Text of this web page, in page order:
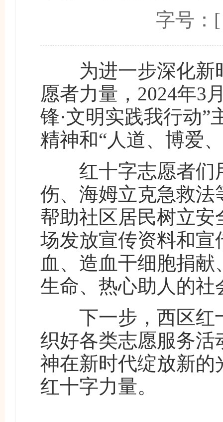
字号
为进一步深化新
愿者力量，2024年3
锋·文明实践我行动
精神和“人道、博爱
红十字志愿者们
伤、海姆立克急救
帮助社区居民树立
场发放宣传资料和宣
血、造血干细胞捐
生命、热心助人的社
下一步，西区红
织好各类志愿服务
神在新时代绽放新
红十字力量。